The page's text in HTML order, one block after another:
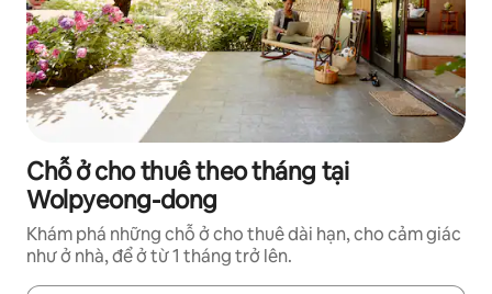
Chỗ ở cho thuê theo tháng tại
Wolpyeong-dong
Khám phá những chỗ ở cho thuê dài hạn, cho cảm giác
như ở nhà, để ở từ 1 tháng trở lên.